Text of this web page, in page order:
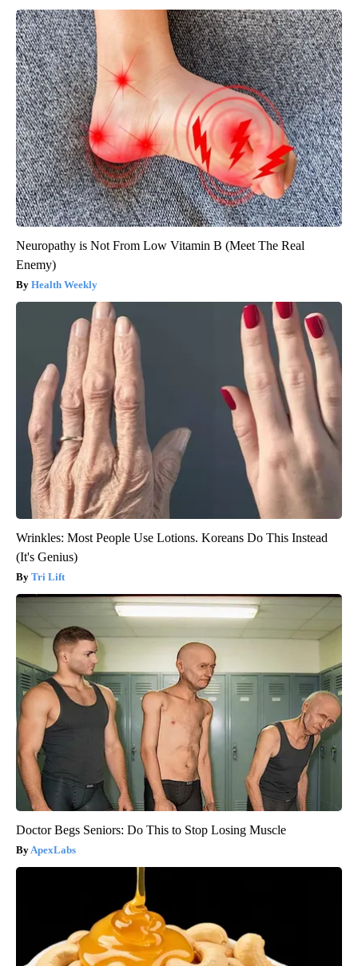
Neuropathy is Not From Low Vitamin B (Meet The Real
Enemy)
Health Weekly
Wrinkles: Most People Use Lotions. Koreans Do This Instead
(It's Genius)
Tri Lift
Doctor Begs Seniors: Do This to Stop Losing Muscle
ApexLabs